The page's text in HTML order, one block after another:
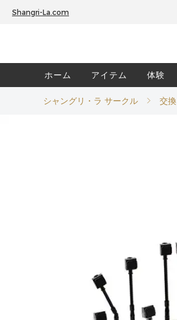
Shangri-La.com
ホーム アイテム 体験
シャングリ・ラ サークル 交換